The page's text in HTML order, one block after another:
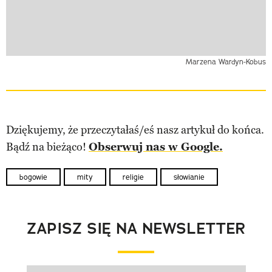
Marzena Wardyn-Kobus
Dziękujemy, że przeczytałaś/eś nasz artykuł do końca.
Bądź na bieżąco! Obserwuj nas w Google.
bogowie mity religie słowianie
ZAPISZ SIĘ NA NEWSLETTER